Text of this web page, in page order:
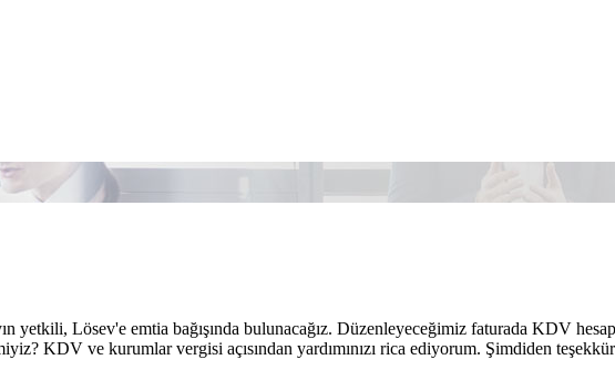
yetkili, Lösev'e emtia bağışında bulunacağız. Düzenleyeceğimiz faturada KDV
KDV ve kurumlar vergisi açısından yardımınızı rica ediyorum. Şimdiden